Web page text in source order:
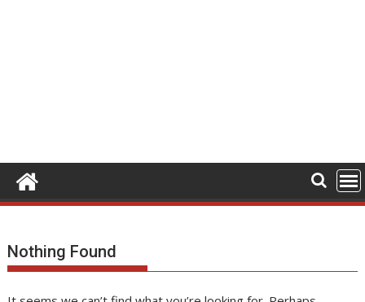
Nothing Found